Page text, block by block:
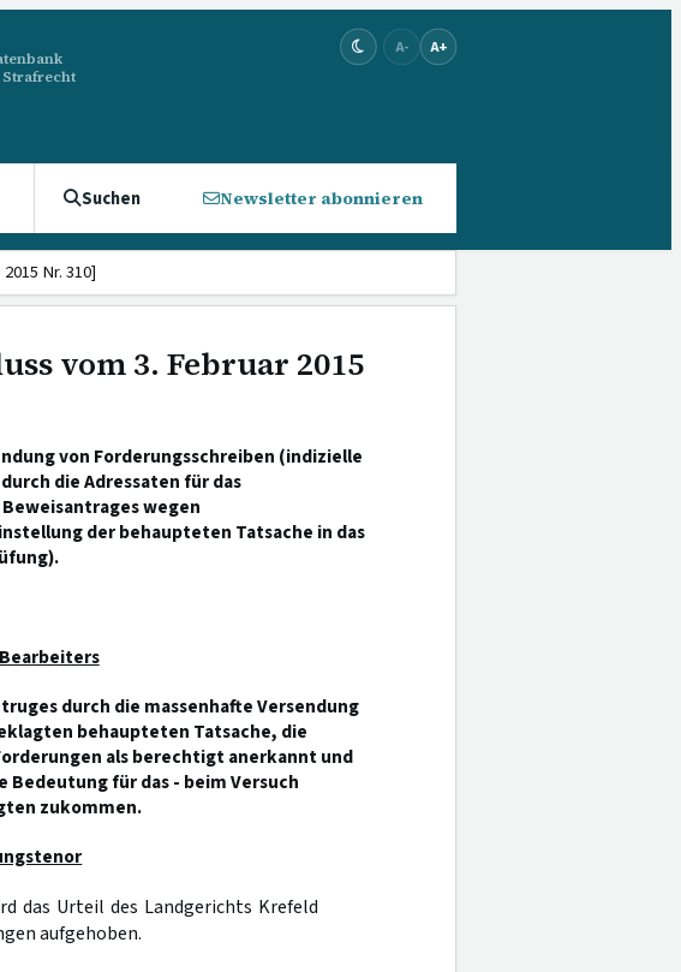
A- A+
Suchen Newsletter abonnieren
Nr. 310]
vom 3. Februar 2015
von Forderungsschreiben (indizielle
die Adressaten für das
wegen
der behaupteten Tatsache in das
durch die massenhafte Versendung
behaupteten Tatsache, die
als berechtigt anerkannt und
für das - beim Versuch
zukommen.
das Urteil des Landgerichts Krefeld
aufgehoben.